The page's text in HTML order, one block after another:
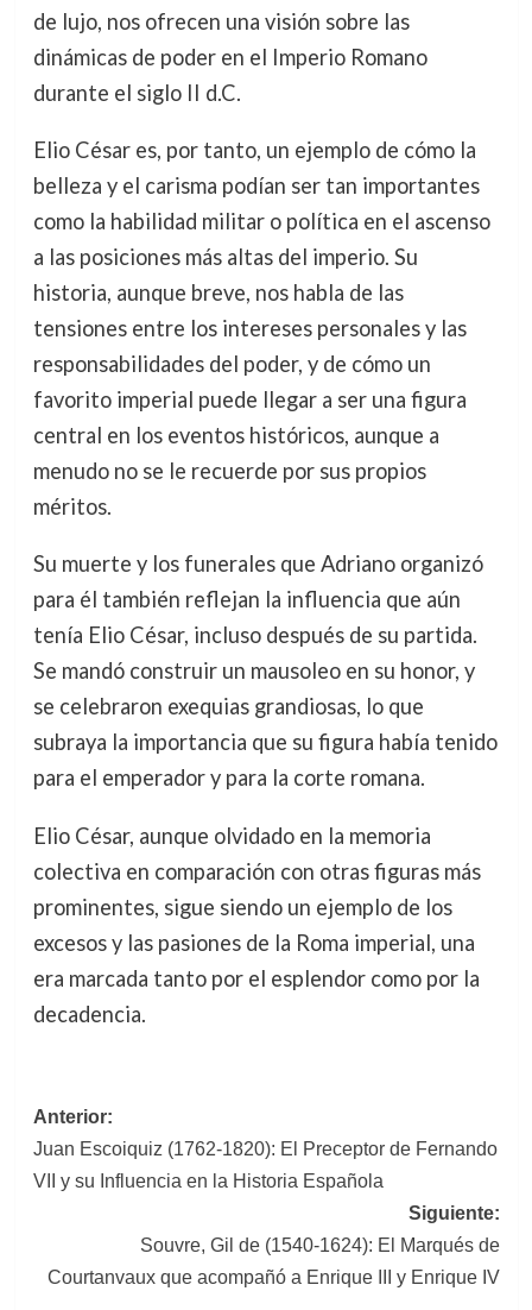
de lujo, nos ofrecen una visión sobre las
dinámicas de poder en el Imperio Romano
durante el siglo II d.C.
Elio César es, por tanto, un ejemplo de cómo la
belleza y el carisma podían ser tan importantes
como la habilidad militar o política en el ascenso
a las posiciones más altas del imperio. Su
historia, aunque breve, nos habla de las
tensiones entre los intereses personales y las
responsabilidades del poder, y de cómo un
favorito imperial puede llegar a ser una figura
central en los eventos históricos, aunque a
menudo no se le recuerde por sus propios
méritos.
Su muerte y los funerales que Adriano organizó
para él también reflejan la influencia que aún
tenía Elio César, incluso después de su partida.
Se mandó construir un mausoleo en su honor, y
se celebraron exequias grandiosas, lo que
subraya la importancia que su figura había tenido
para el emperador y para la corte romana.
Elio César, aunque olvidado en la memoria
colectiva en comparación con otras figuras más
prominentes, sigue siendo un ejemplo de los
excesos y las pasiones de la Roma imperial, una
era marcada tanto por el esplendor como por la
decadencia.
Navegación
de
entradas
Anterior:
Juan Escoiquiz (1762-1820): El Preceptor de Fernando
VII y su Influencia en la Historia Española
Siguiente:
Souvre, Gil de (1540-1624): El Marqués de
Courtanvaux que acompañó a Enrique III y Enrique IV